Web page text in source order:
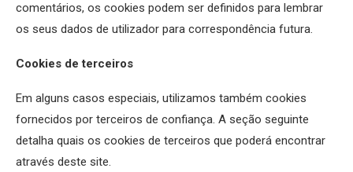
comentários, os cookies podem ser definidos para lembrar
os seus dados de utilizador para correspondência futura.
Cookies de terceiros
Em alguns casos especiais, utilizamos também cookies
fornecidos por terceiros de confiança. A seção seguinte
detalha quais os cookies de terceiros que poderá encontrar
através deste site.